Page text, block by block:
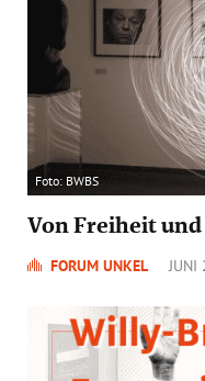
Foto: BWBS
Von Freiheit
FORUM UNKEL JUNI